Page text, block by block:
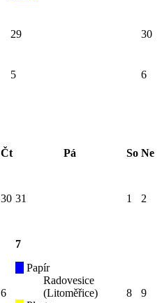
29 30
5 6
Čt Pá So Ne
30 31 1 2
6
7
Papír
Radovesice
(Litoměřice)
8 9